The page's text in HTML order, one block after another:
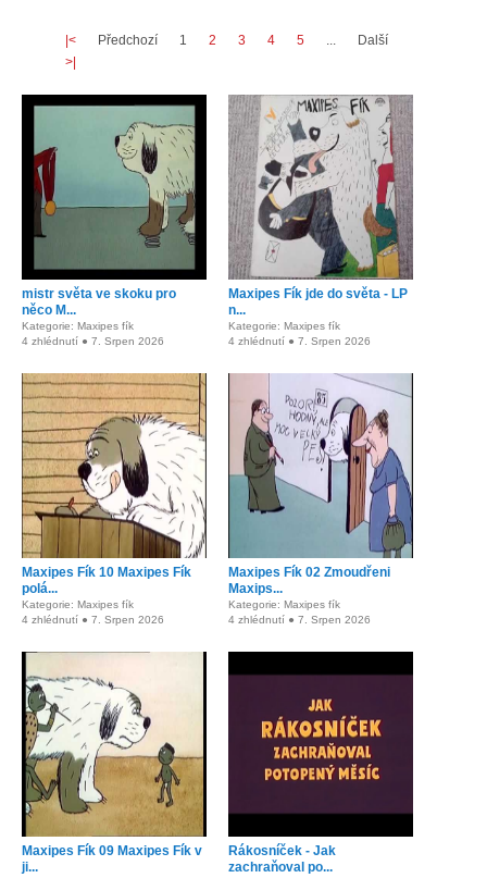
|< Předchozí 1 2 3 4 5 ...
Další
>|
mistr světa ve skoku pro
něco M...
Kategorie: Maxipes fík
4 zhlédnutí ● 7. Srpen 2026
Maxipes Fík jde do světa - LP
n...
Kategorie: Maxipes fík
4 zhlédnutí ● 7. Srpen 2026
Maxipes Fík 10 Maxipes Fík
polá...
Kategorie: Maxipes fík
4 zhlédnutí ● 7. Srpen 2026
Maxipes Fík 02 Zmoudřeni
Maxips...
Kategorie: Maxipes fík
4 zhlédnutí ● 7. Srpen 2026
Maxipes Fík 09 Maxipes Fík v
ji...
Rákosníček - Jak
zachraňoval po...